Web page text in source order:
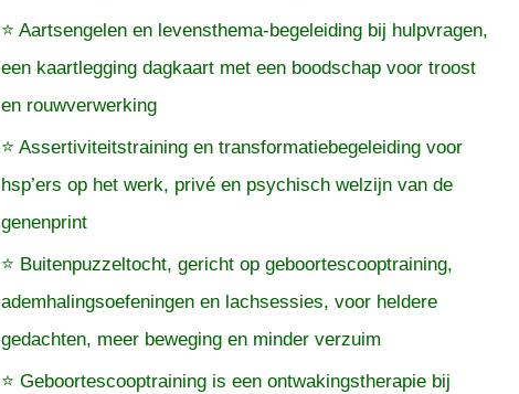
⭐ Aartsengelen en levensthema-begeleiding bij hulpvragen,
een kaartlegging dagkaart met een boodschap voor troost
en rouwverwerking
⭐ Assertiviteitstraining en transformatiebegeleiding voor
hsp’ers op het werk, privé en psychisch welzijn van de
genenprint
⭐ Buitenpuzzeltocht, gericht op geboortescooptraining,
ademhalingsoefeningen en lachsessies, voor heldere
gedachten, meer beweging en minder verzuim
⭐ Geboortescooptraining is een ontwakingstherapie bij